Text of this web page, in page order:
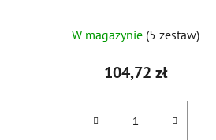
W magazynie (5 zestaw)
104,72 zł